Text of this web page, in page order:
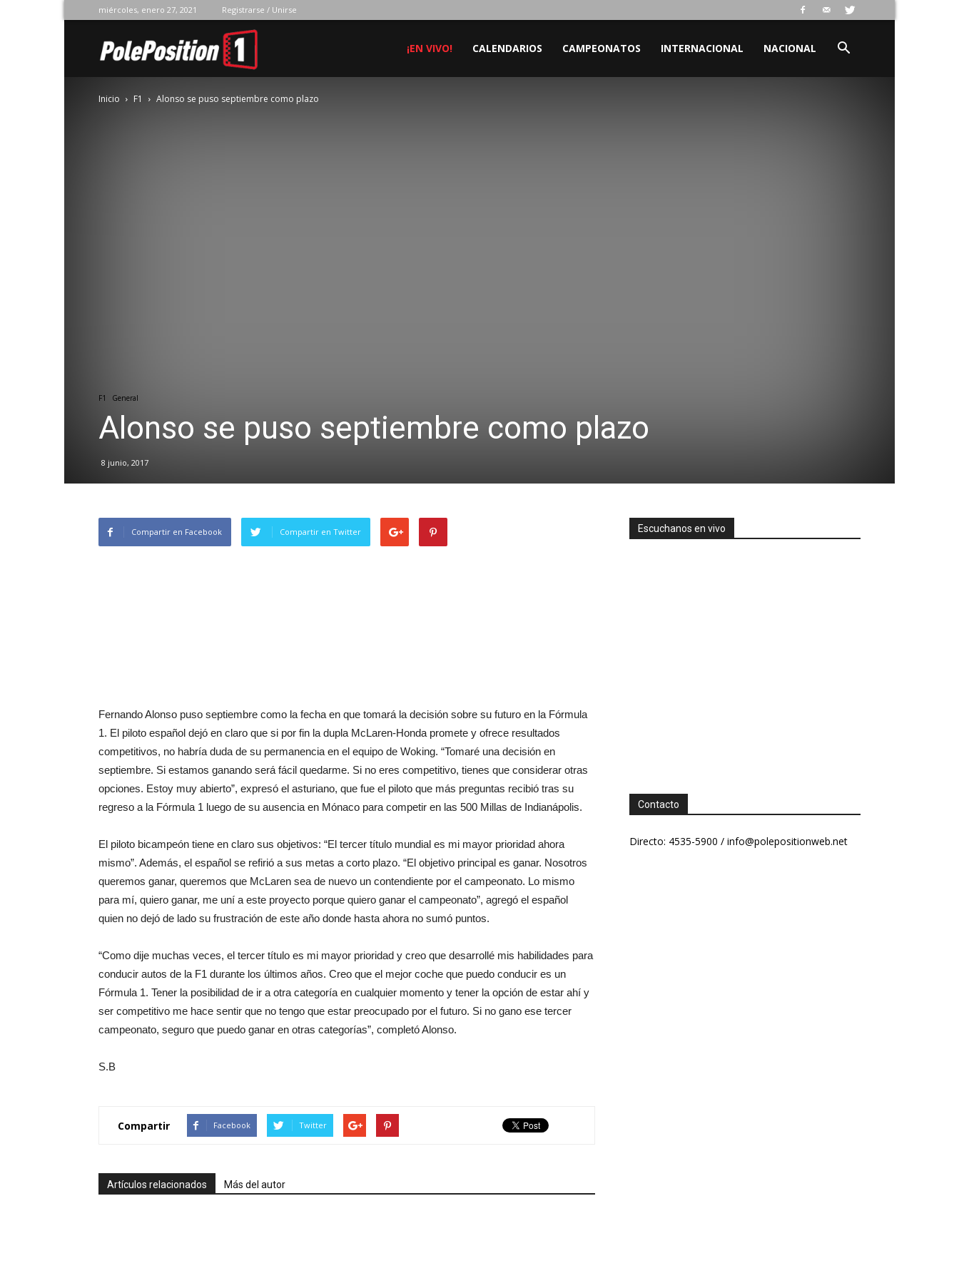
miércoles, enero 27, 2021 Registrarse / Unirse
Position
¡EN VIVO! CALENDARIOS CAMPEONATOS INTERNACIONAL NACIONAL
Inicio F1 Alonso se puso septiembre como plazo
F1 General
Alonso se puso septiembre como plazo
8 junio, 2017
Compartir en Facebook Compartir en Twitter
Fernando Alonso puso septiembre como la fecha en que tomará la decisión sobre su futuro en la Fórmula
1. El piloto español dejó en claro que si por fin la dupla McLaren-Honda promete y ofrece resultados
competitivos, no habría duda de su permanencia en el equipo de Woking. “Tomaré una decisión en
septiembre. Si estamos ganando será fácil quedarme. Si no eres competitivo, tienes que considerar otras
opciones. Estoy muy abierto”, expresó el asturiano, que fue el piloto que más preguntas recibió tras su
regreso a la Fórmula 1 luego de su ausencia en Mónaco para competir en las 500 Millas de Indianápolis.
El piloto bicampeón tiene en claro sus objetivos: “El tercer título mundial es mi mayor prioridad ahora
mismo”. Además, el español se refirió a sus metas a corto plazo. “El objetivo principal es ganar. Nosotros
queremos ganar, queremos que McLaren sea de nuevo un contendiente por el campeonato. Lo mismo
para mí, quiero ganar, me uní a este proyecto porque quiero ganar el campeonato”, agregó el español
quien no dejó de lado su frustración de este año donde hasta ahora no sumó puntos.
“Como dije muchas veces, el tercer título es mi mayor prioridad y creo que desarrollé mis habilidades para
conducir autos de la F1 durante los últimos años. Creo que el mejor coche que puedo conducir es un
Fórmula 1. Tener la posibilidad de ir a otra categoría en cualquier momento y tener la opción de estar ahí y
ser competitivo me hace sentir que no tengo que estar preocupado por el futuro. Si no gano ese tercer
campeonato, seguro que puedo ganar en otras categorías”, completó Alonso.
S.B
Compartir Facebook Twitter
Artículos relacionados Más del autor
Escuchanos en vivo
Contacto
Directo: 4535-5900 / info@polepositionweb.net